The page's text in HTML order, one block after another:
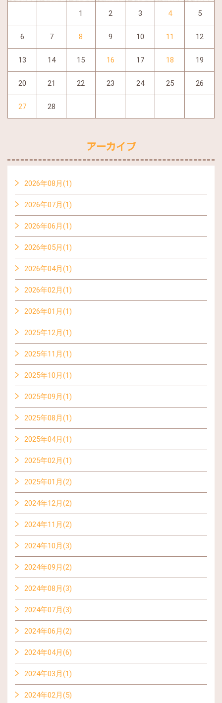
1 2 3 4 5
6 7 8 9 10 11 12
13 14 15 16 17 18 19
20 21 22 23 24 25 26
27 28
アーカイブ
2026年08月(1)
2026年07月(1)
2026年06月(1)
2026年05月(1)
2026年04月(1)
2026年02月(1)
2026年01月(1)
2025年12月(1)
2025年11月(1)
2025年10月(1)
2025年09月(1)
2025年08月(1)
2025年04月(1)
2025年02月(1)
2025年01月(2)
2024年12月(2)
2024年11月(2)
2024年10月(3)
2024年09月(2)
2024年08月(3)
2024年07月(3)
2024年06月(2)
2024年04月(6)
2024年03月(1)
2024年02月(5)